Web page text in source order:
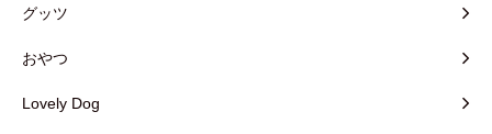
グッツ
おやつ
Lovely Dog